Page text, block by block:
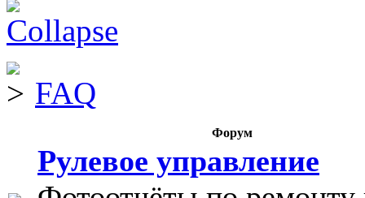
FAQ
Форум
Рулевое управление